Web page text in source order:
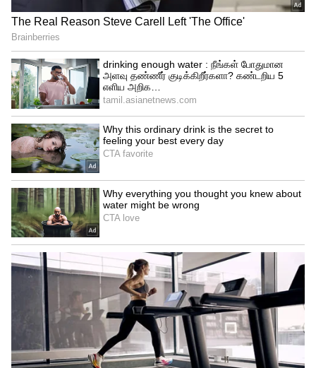
இதையும் படிங்க:Liver Damage Symptoms:
உள்ளங்கால் அரிக்குதா? பாதம் சூடா
இருக்குதா? அப்படின்னா கல்லீரல்
கோளாறுதான்!!
பிரெஞ்சு பொரியல்:
பொரியல்களை தொடர்ந்து சாப்பிட்டு
வந்தால், கல்லீரலில் கொழுப்பு சேர
ஆரம்பித்து வீக்கத்தை உண்டாக்கும். நீண்ட
நாட்களாக அலட்சியப்படுத்தினால் பல
வகையான நோய்கள் வரலாம். பிரஞ்சு
பொரியல் அல்லது வறுத்த உணவு